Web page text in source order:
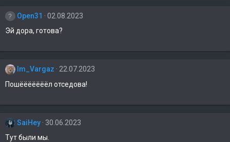
Open31
02.08.2023
Эй дора, готова?
Im_Vargaz
22.07.2023
Пошёёёёёёёл отседова!
SaiHey
30.06.2023
Тут были мы.